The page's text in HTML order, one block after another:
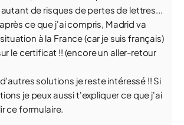
de risques de pertes de lettres...
ce que j'ai compris, Madrid va
à la France (car je suis français)
le certificat !! (encore un aller-retour
solutions je reste intéressé !! Si
je peux aussi t'expliquer ce que j'ai
ce formulaire.